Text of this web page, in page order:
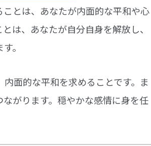
とは、あなたが内面的な平和や心
は、あなたが自分自身を解放し、
。
面的な平和を求めることです。ま
がります。穏やかな感情に身を任